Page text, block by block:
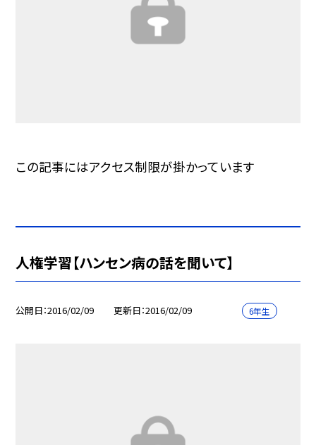
この記事にはアクセス制限が掛かっています
人権学習【ハンセン病の話を聞いて】
公開日 2016/02/09 更新日 2016/02/09 6年生